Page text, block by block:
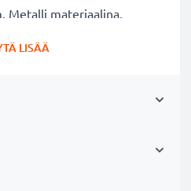
Metalli materiaalina.
ja yksityiskohtia
LISÄÄ